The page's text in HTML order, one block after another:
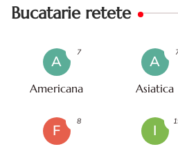
Bucatarie retete
A
Americana
7
A
Asiatica
F
8
I